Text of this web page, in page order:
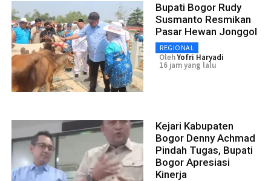
Bupati Bogor Rudy
Susmanto Resmikan
Pasar Hewan Jonggol
REGIONAL
OlehYofri Haryadi
16 jam yang lalu
Kejari Kabupaten
Bogor Denny Achmad
Pindah Tugas, Bupati
Bogor Apresiasi
Kinerja